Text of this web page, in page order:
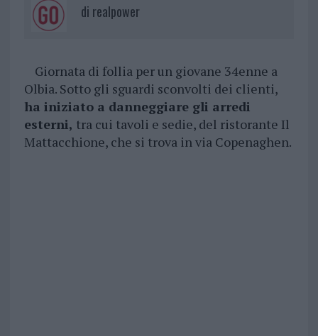
di realpower
Giornata di follia per un giovane 34enne a
Olbia. Sotto gli sguardi sconvolti dei clienti,
ha iniziato a danneggiare gli arredi
esterni, tra cui tavoli e sedie, del ristorante Il
Mattacchione, che si trova in via Copenaghen.